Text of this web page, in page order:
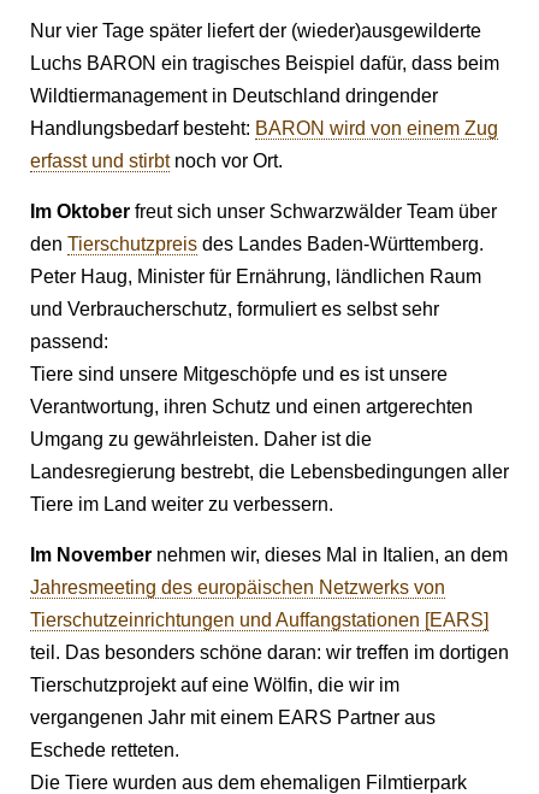
Nur vier Tage später liefert der (wieder)ausgewilderte
Luchs BARON ein tragisches Beispiel dafür, dass beim
Wildtiermanagement in Deutschland dringender
Handlungsbedarf besteht: BARON wird von einem Zug
erfasst und stirbtnoch vor Ort.
Im Oktober freut sich unser Schwarzwälder Team über
den Tierschutzpreis des Landes Baden-Württemberg.
Peter Haug, Minister für Ernährung, ländlichen Raum
und Verbraucherschutz, formuliert es selbst sehr
passend:
Tiere sind unsere Mitgeschöpfe und es ist unsere
Verantwortung, ihren Schutz und einen artgerechten
Umgang zu gewährleisten. Daher ist die
Landesregierung bestrebt, die Lebensbedingungen aller
Tiere im Land weiter zu verbessern.
Im November nehmen wir, dieses Mal in Italien, an dem
Jahresmeeting des europäischen Netzwerks von
Tierschutzeinrichtungen und Auffangstationen [EARS]
teil. Das besonders schöne daran: wir treffen im dortigen
Tierschutzprojekt auf eine Wölfin, die wir im
vergangenen Jahr mit einem EARS Partner aus
Eschede retteten.
Die Tiere wurden aus dem ehemaligen Filmtierpark